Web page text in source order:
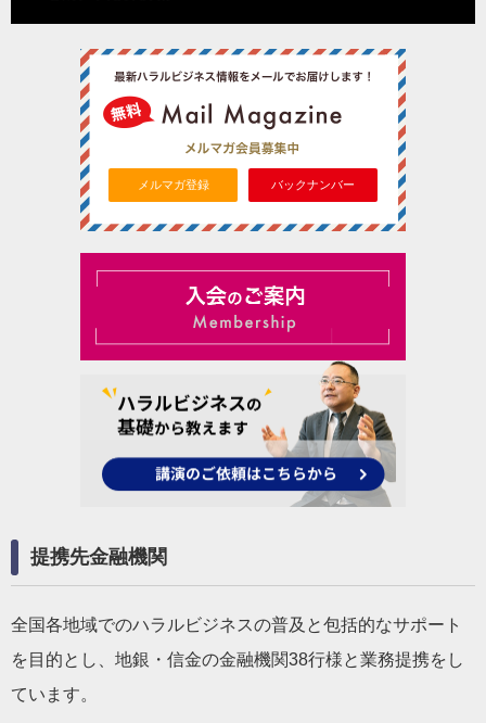
メルマガ登録 バックナンバー
提携先金融機関
全国各地域でのハラルビジネスの普及と包括的なサポート
を目的とし、地銀・信金の金融機関38行様と業務提携をし
ています。